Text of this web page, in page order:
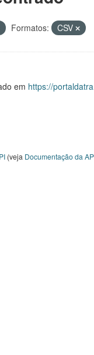
Formatos: CSV
em https://
(veja Documentação da